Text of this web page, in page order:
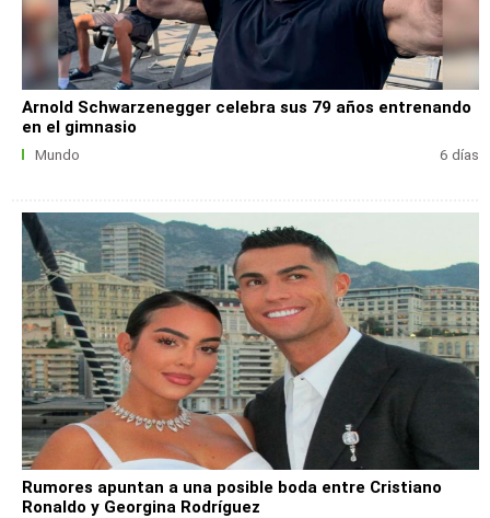
Arnold Schwarzenegger celebra sus 79 años entrenando
en el gimnasio
Mundo 6 días
Rumores apuntan a una posible boda entre Cristiano
Ronaldo y Georgina Rodríguez